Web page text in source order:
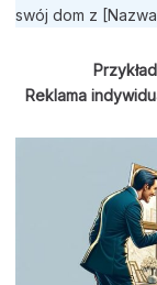
swój dom z
Reklama